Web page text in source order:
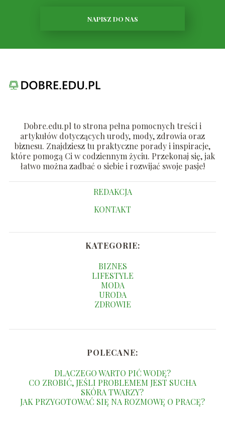
NAPISZ DO NAS
Dobre.edu.pl to strona pełna pomocnych treści i
artykułów dotyczących urody, mody, zdrowia oraz
biznesu. Znajdziesz tu praktyczne porady i inspiracje,
które pomogą Ci w codziennym życiu. Przekonaj się, jak
łatwo można zadbać o siebie i rozwijać swoje pasje!
REDAKCJA
KONTAKT
KATEGORIE:
BIZNES
LIFESTYLE
MODA
URODA
ZDROWIE
POLECANE:
DLACZEGO WARTO PIĆ WODĘ?
CO ZROBIĆ, JEŚLI PROBLEMEM JEST SUCHA
SKÓRA TWARZY?
JAK PRZYGOTOWAĆ SIĘ NA ROZMOWĘ O PRACĘ?